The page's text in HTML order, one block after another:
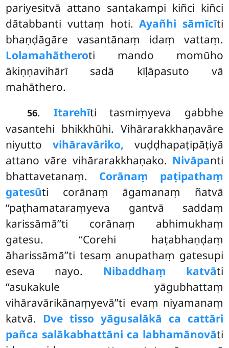
pariyesitvā attano santakampi kiñci kiñci
dātabbanti vuttaṃ hoti.Ayañhi sāmīcīti
bhaṇḍāgāre vasantānaṃ idaṃ vattaṃ.
Lolamahātheroti mando momūho
ākiṇṇavihārī sadā kīḷāpasuto vā
mahāthero.
56. Itarehīti tasmiṃyeva gabbhe
vasantehi bhikkhūhi. Vihārarakkhaṇavāre
niyutto vihāravāriko, vuḍḍhapaṭipāṭiyā
attano vāre vihārarakkhaṇako. Nivāpanti
bhattavetanaṃ. Corānaṃ paṭipathaṃ
gatesūti corānaṃ āgamanaṃ ñatvā
‘‘paṭhamataraṃyeva gantvā saddaṃ
karissāmā’’ti corānaṃ abhimukhaṃ
gatesu. ‘‘Corehi haṭabhaṇḍaṃ
āharissāmā’’ti tesaṃ anupathaṃ gatesupi
eseva nayo. Nibaddhaṃ katvāti
‘‘asukakule yāgubhattaṃ
vihāravārikānaṃyevā’’ti evaṃ niyamanaṃ
katvā. Dve tisso yāgusalākā ca cattāri
pañca salākabhattāni ca labhamānovāti